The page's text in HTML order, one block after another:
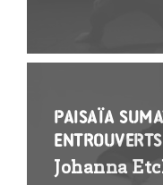
Paisaïa
entrouverts
Johanna